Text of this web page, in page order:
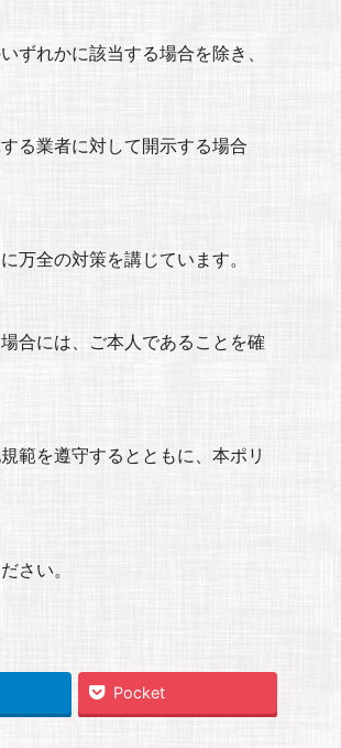
ずれかに該当する場合を除き、
る業者に対して開示する場合
万全の対策を講じています。
合には、ご本人であることを確
範を遵守するとともに、本ポリ
さい。
Pocket